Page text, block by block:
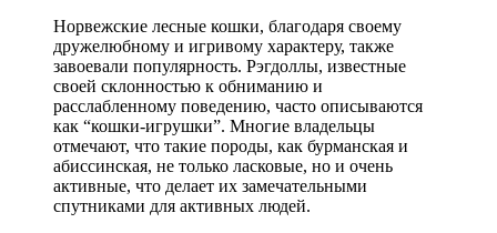
Норвежские лесные кошки, благодаря своему
дружелюбному и игривому характеру, также
завоевали популярность. Рэгдоллы, известные
своей склонностью к обниманию и
расслабленному поведению, часто описываются
как “кошки-игрушки”. Многие владельцы
отмечают, что такие породы, как бурманская и
абиссинская, не только ласковые, но и очень
активные, что делает их замечательными
спутниками для активных людей.